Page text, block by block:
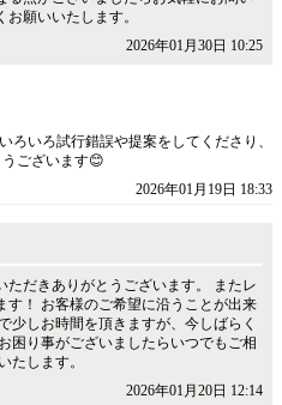
願いいたします。
2026年01月30日 10:25
ろいろ試行錯誤や提案をしてくださり、
ございます😊
2026年01月19日 18:33
だきありがとうございます。 またレ
す！ お客様のご希望に沿うことが出来
少しお時間を頂きますが、今しばらく
困り事がございましたらいつでもご相
たします。
2026年01月20日 12:14